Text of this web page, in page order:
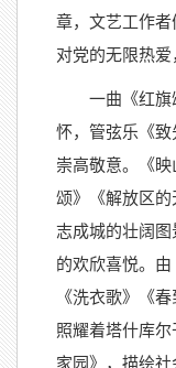
章，文艺工作
对党的无限热爱
一曲《红
怀，管弦乐《
崇高敬意。《
颂》《解放区
志成城的壮阔
的欢欣喜悦。由
《洗衣歌》《
照耀着塔什库
家园》，描绘